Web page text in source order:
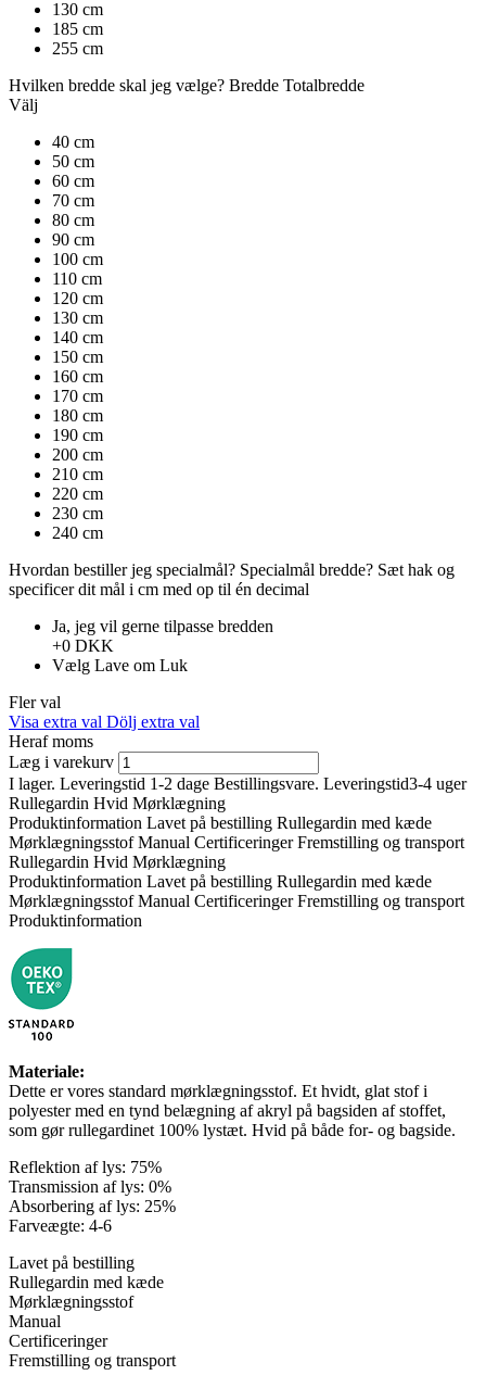
130 cm
185 cm
255 cm
Hvilken bredde skal jeg vælge? Bredde Totalbredde
Välj
40 cm
50 cm
60 cm
70 cm
80 cm
90 cm
100 cm
110 cm
120 cm
130 cm
140 cm
150 cm
160 cm
170 cm
180 cm
190 cm
200 cm
210 cm
220 cm
230 cm
240 cm
Hvordan bestiller jeg specialmål? Specialmål bredde? Sæt hak ​​og
specificer dit mål i cm med op til én decimal
Ja, jeg vil gerne tilpasse bredden
+0 DKK
Vælg Lave om Luk
Fler val
Visa extra val Dölj extra val
Heraf moms
Læg i varekurv
I lager. Leveringstid 1-2 dage Bestillingsvare. Leveringstid3-4 uger
Rullegardin Hvid Mørklægning
Produktinformation Lavet på bestilling Rullegardin med kæde
Mørklægningsstof Manual Certificeringer Fremstilling og transport
Rullegardin Hvid Mørklægning
Produktinformation Lavet på bestilling Rullegardin med kæde
Mørklægningsstof Manual Certificeringer Fremstilling og transport
Produktinformation
Materiale:
Dette er vores standard mørklægningsstof. Et hvidt, glat stof i
polyester med en tynd belægning af akryl på bagsiden af ​​stoffet,
som gør rullegardinet 100% lystæt. Hvid på både for- og bagside.
Reflektion af lys: 75%
Transmission af lys: 0%
Absorbering af lys: 25%
Farveægte: 4-6
Lavet på bestilling
Rullegardin med kæde
Mørklægningsstof
Manual
Certificeringer
Fremstilling og transport